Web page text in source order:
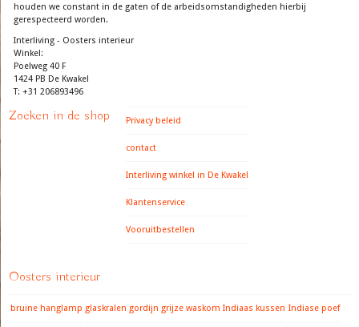
houden we constant in de gaten of de arbeidsomstandigheden hierbij
gerespecteerd worden.
Interliving - Oosters interieur
Winkel:
Poelweg 40 F
1424 PB De Kwakel
T: +31 206893496
Zoeken in de shop Privacy beleid
contact
Interliving winkel in De Kwakel
Klantenservice
Vooruitbestellen
Oosters interieur
bruine hanglamp glaskralen gordijn grijze waskom Indiaas kussen Indiase poef